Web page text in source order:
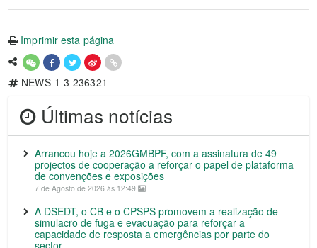
Imprimir esta página
NEWS-1-3-236321
Últimas notícias
Arrancou hoje a 2026GMBPF, com a assinatura de 49
projectos de cooperação a reforçar o papel de plataforma
de convenções e exposições
7 de Agosto de 2026 às 12:49
A DSEDT, o CB e o CPSPS promovem a realização de
simulacro de fuga e evacuação para reforçar a
capacidade de resposta a emergências por parte do
sector